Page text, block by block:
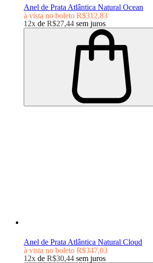
Anel de Prata Atlântica Natural Ocean
à vista no boleto R$312,83
12x de R$27,44 sem juros
Anel de Prata Atlântica Natural Cloud
à vista no boleto R$347,03
12x de R$30,44 sem juros